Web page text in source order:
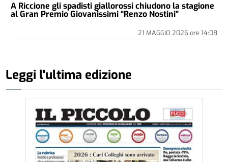
A Riccione gli spadisti giallorossi chiudono la stagione
al Gran Premio Giovanissimi “Renzo Nostini”
21 MAGGIO 2026ore 14:08
Leggi l'ultima edizione